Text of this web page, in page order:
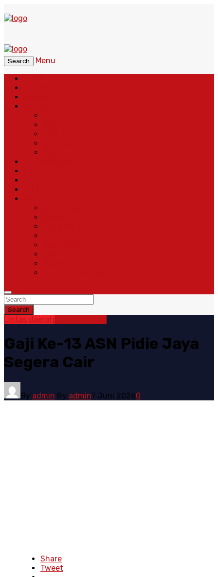
Search
Menu
Search
Lintas daerah
Gaji Ke-13 ASN Pidie Jaya
Segera Cair
By admin By admin7 Juni 20260
Share
Tweet